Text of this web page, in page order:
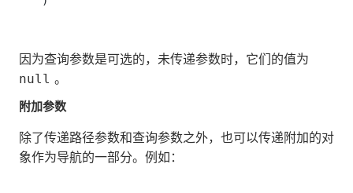
因为查询参数是可选的，未传递参数时，它们的值为
null 。
附加参数
除了传递路径参数和查询参数之外，也可以传递附加的对
象作为导航的一部分。例如：